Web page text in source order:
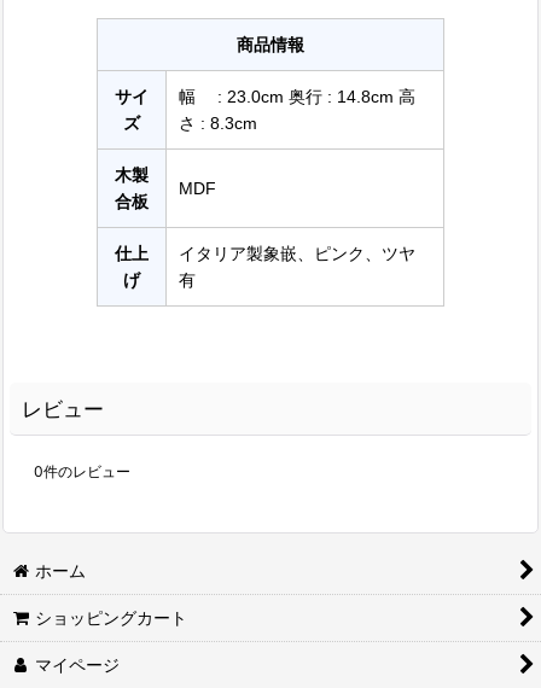
商品情報
サイ
ズ
幅 : 23.0cm 奥行 : 14.8cm 高
さ : 8.3cm
木製
合板
MDF
仕上
げ
イタリア製象嵌、ピンク、ツヤ
有
レビュー
0件のレビュー
ホーム
ショッピングカート
マイページ